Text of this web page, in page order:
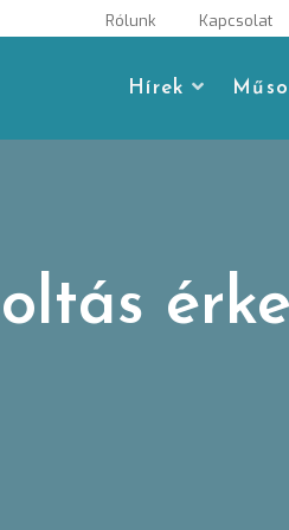
Rólunk Kapcsolat
Hírek